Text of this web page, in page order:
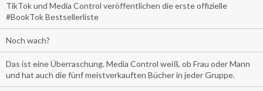
TikTok und Media Control veröffentlichen die erste offizielle
#BookTok Bestsellerliste
Noch wach?
Das ist eine Überraschung. Media Control weiß, ob Frau oder Mann
und hat auch die fünf meistverkauften Bücher in jeder Gruppe.